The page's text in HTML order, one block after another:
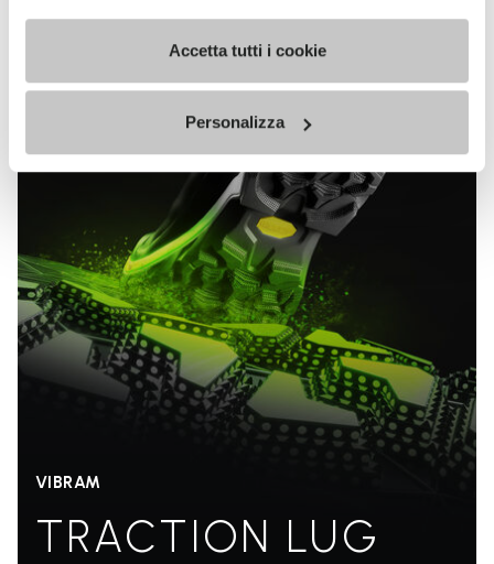
Accetta tutti i cookie
Personalizza
performances qui offre des propriétés d’adhérence
sans équivalent sur terrains mouillés comme secs.
VIBRAM
TRACTION LUG